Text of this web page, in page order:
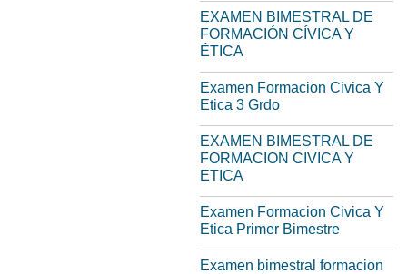
EXAMEN BIMESTRAL DE
FORMACIÓN CÍVICA Y
ÉTICA
Examen Formacion Civica Y
Etica 3 Grdo
EXAMEN BIMESTRAL DE
FORMACION CIVICA Y
ETICA
Examen Formacion Civica Y
Etica Primer Bimestre
Examen bimestral formacion